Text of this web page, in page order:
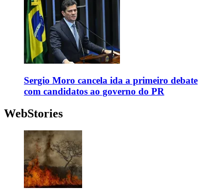
Sergio Moro cancela ida a primeiro debate
com candidatos ao governo do PR
WebStories